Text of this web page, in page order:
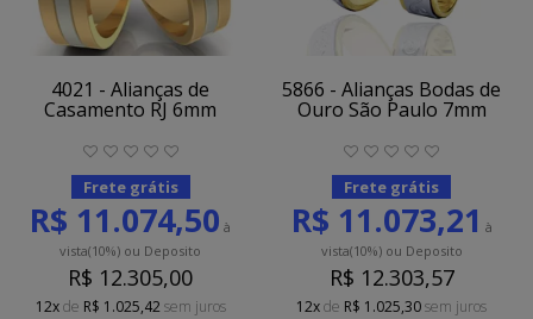
4021 - Alianças de
Casamento RJ 6mm
Frete grátis
R$ 11.074,50 à
vista(10%) ou Deposito
R$ 12.305,00
12xde R$ 1.025,42sem juros
5866 - Alianças Bodas de
Ouro São Paulo 7mm
Frete grátis
R$ 11.073,21 à
vista(10%)ou Deposito
R$ 12.303,57
12xde R$ 1.025,30sem juros